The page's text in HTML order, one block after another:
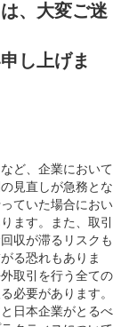
、大変ご迷
し上げま
ど、企業において
見直しが急務とな
ていた場合におい
ます。また、取引
収が滞るリスクも
る恐れもありま
取引を行う全ての
必要があります。
日本企業がとるべ